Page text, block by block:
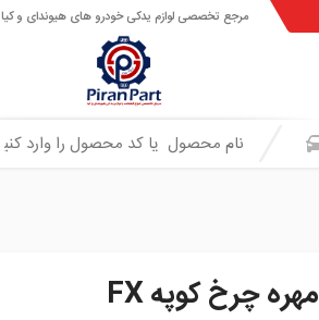
مرجع تخصصی لوازم یدکی خودرو های هیوندای و کیا
مهره چرخ کوپه FX